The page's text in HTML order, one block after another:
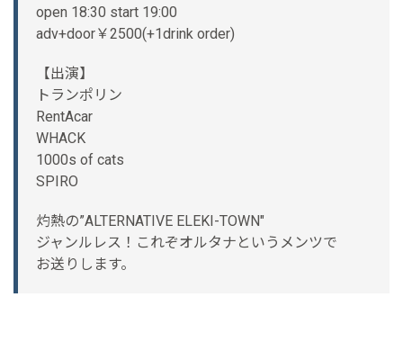
open 18:30 start 19:00
adv+door￥2500(+1drink order)
【出演】
トランポリン
RentAcar
WHACK
1000s of cats
SPIRO
灼熱の”ALTERNATIVE ELEKI-TOWN"
ジャンルレス！これぞオルタナというメンツで
お送りします。